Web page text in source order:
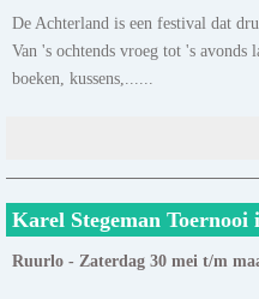
De Achterland is een festival dat
Van 's ochtends vroeg tot 's avonds
boeken, kussens,......
Karel Stegeman
Ruurlo - Zaterdag 30 mei t/m